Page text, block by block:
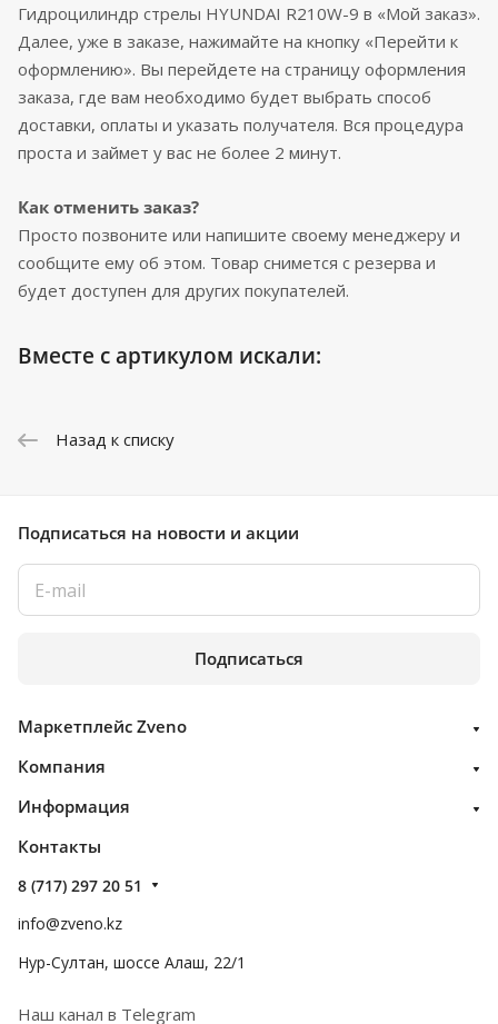
Гидроцилиндр стрелы HYUNDAI R210W-9 в «Мой заказ».
Далее, уже в заказе, нажимайте на кнопку «Перейти к
оформлению». Вы перейдете на страницу оформления
заказа, где вам необходимо будет выбрать способ
доставки, оплаты и указать получателя. Вся процедура
проста и займет у вас не более 2 минут.
Как отменить заказ?
Просто позвоните или напишите своему менеджеру и
сообщите ему об этом. Товар снимется с резерва и
будет доступен для других покупателей.
Вместе с артикулом искали:
Назад к списку
Подписаться на новости и акции
Подписаться
Маркетплейс Zveno
Компания
Информация
Контакты
8 (717) 297 20 51
info@zveno.kz
Нур-Султан, шоссе Алаш, 22/1
Наш канал в Telegram